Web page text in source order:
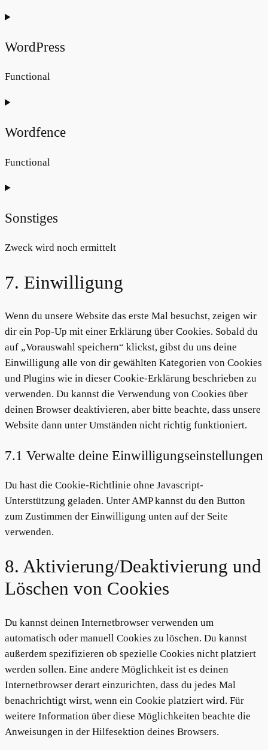
Consent
service
WordPress
Functional
Consent
service
Wordfence
Functional
Consent
service
Sonstiges
Zweck wird noch ermittelt
to
sonstiges
7. Einwilligung
Wenn du unsere Website das erste Mal besuchst, zeigen wir
dir ein Pop-Up mit einer Erklärung über Cookies. Sobald du
auf „Vorauswahl speichern“ klickst, gibst du uns deine
Einwilligung alle von dir gewählten Kategorien von Cookies
und Plugins wie in dieser Cookie-Erklärung beschrieben zu
verwenden. Du kannst die Verwendung von Cookies über
deinen Browser deaktivieren, aber bitte beachte, dass unsere
Website dann unter Umständen nicht richtig funktioniert.
7.1 Verwalte deine Einwilligungseinstellungen
Du hast die Cookie-Richtlinie ohne Javascript-
Unterstützung geladen. Unter AMP kannst du den Button
zum Zustimmen der Einwilligung unten auf der Seite
verwenden.
8. Aktivierung/Deaktivierung und
Löschen von Cookies
Du kannst deinen Internetbrowser verwenden um
automatisch oder manuell Cookies zu löschen. Du kannst
außerdem spezifizieren ob spezielle Cookies nicht platziert
werden sollen. Eine andere Möglichkeit ist es deinen
Internetbrowser derart einzurichten, dass du jedes Mal
benachrichtigt wirst, wenn ein Cookie platziert wird. Für
weitere Information über diese Möglichkeiten beachte die
Anweisungen in der Hilfesektion deines Browsers.